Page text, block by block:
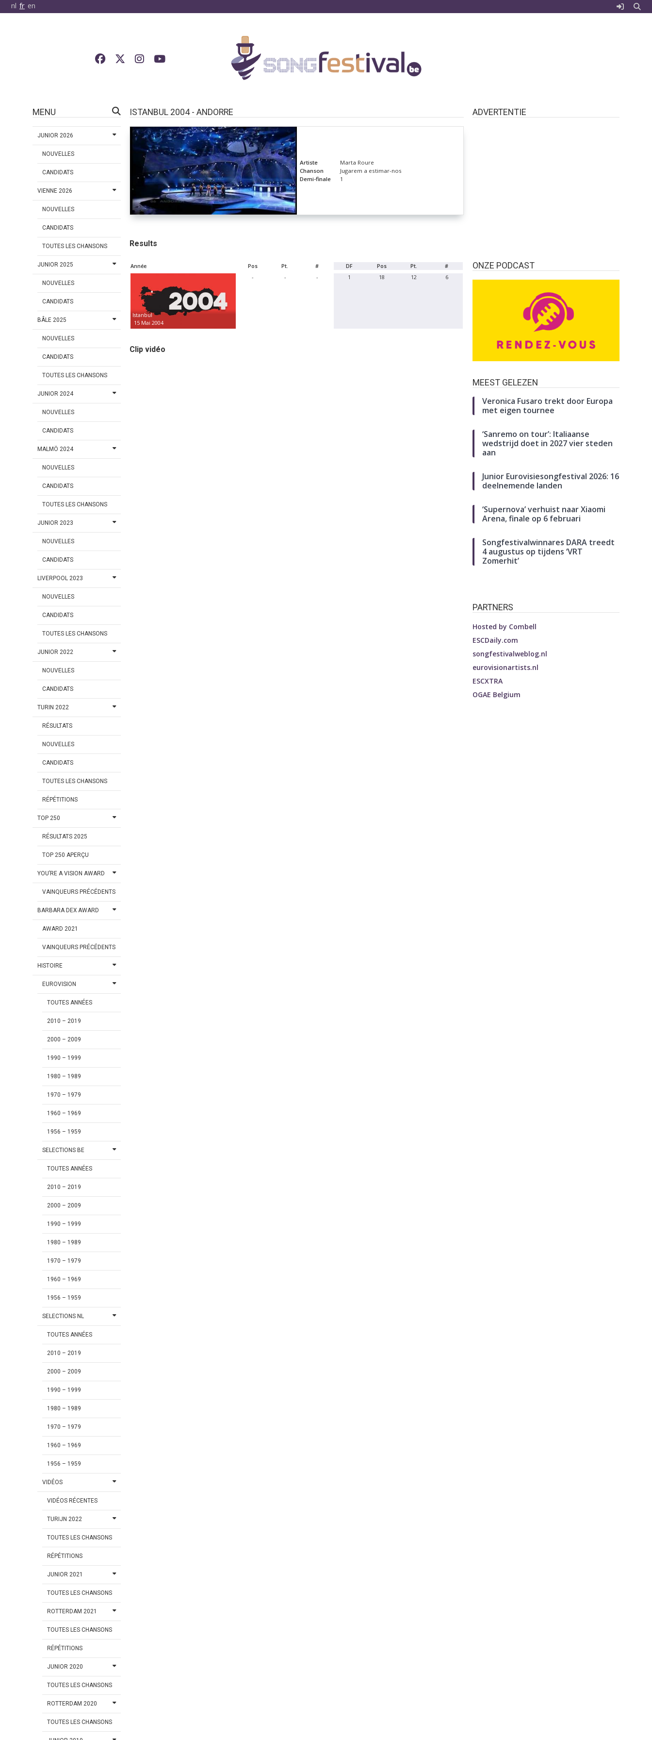
nl fr en
MENU
JUNIOR 2026
NOUVELLES
CANDIDATS
VIENNE 2026
NOUVELLES
CANDIDATS
TOUTES LES CHANSONS
JUNIOR 2025
NOUVELLES
CANDIDATS
BÂLE 2025
NOUVELLES
CANDIDATS
TOUTES LES CHANSONS
JUNIOR 2024
NOUVELLES
CANDIDATS
MALMÖ 2024
NOUVELLES
CANDIDATS
TOUTES LES CHANSONS
JUNIOR 2023
NOUVELLES
CANDIDATS
LIVERPOOL 2023
NOUVELLES
CANDIDATS
TOUTES LES CHANSONS
JUNIOR 2022
NOUVELLES
CANDIDATS
TURIN 2022
RÉSULTATS
NOUVELLES
CANDIDATS
TOUTES LES CHANSONS
RÉPÉTITIONS
TOP 250
RÉSULTATS 2025
TOP 250 APERÇU
YOU’RE A VISION AWARD
VAINQUEURS PRÉCÉDENTS
BARBARA DEX AWARD
AWARD 2021
VAINQUEURS PRÉCÉDENTS
HISTOIRE
EUROVISION
TOUTES ANNÉES
2010 – 2019
2000 – 2009
1990 – 1999
1980 – 1989
1970 – 1979
1960 – 1969
1956 – 1959
SELECTIONS BE
TOUTES ANNÉES
2010 – 2019
2000 – 2009
1990 – 1999
1980 – 1989
1970 – 1979
1960 – 1969
1956 – 1959
SELECTIONS NL
TOUTES ANNÉES
2010 – 2019
2000 – 2009
1990 – 1999
1980 – 1989
1970 – 1979
1960 – 1969
1956 – 1959
VIDÉOS
VIDÉOS RÉCENTES
TURIJN 2022
TOUTES LES CHANSONS
RÉPÉTITIONS
JUNIOR 2021
TOUTES LES CHANSONS
ROTTERDAM 2021
TOUTES LES CHANSONS
RÉPÉTITIONS
JUNIOR 2020
TOUTES LES CHANSONS
ROTTERDAM 2020
TOUTES LES CHANSONS
ISTANBUL 2004 - ANDORRE
Artiste
Marta Roure
Chanson
Jugarem a estimar-nos
Demi-finale
1
Results
Année Pos Pt. # DF Pos Pt. #
Istanbul
15 Mai 2004
- - - 1 18 12 6
Clip vidéo
ADVERTENTIE
ONZE PODCAST
MEEST GELEZEN
Veronica Fusaro trekt door Europa
met eigen tournee
‘Sanremo on tour’: Italiaanse
wedstrijd doet in 2027 vier steden
aan
Junior Eurovisiesongfestival 2026: 16
deelnemende landen
‘Supernova’ verhuist naar Xiaomi
Arena, finale op 6 februari
Songfestivalwinnares DARA treedt
4 augustus op tijdens ‘VRT
Zomerhit’
PARTNERS
Hosted by Combell
ESCDaily.com
songfestivalweblog.nl
eurovisionartists.nl
ESCXTRA
OGAE Belgium